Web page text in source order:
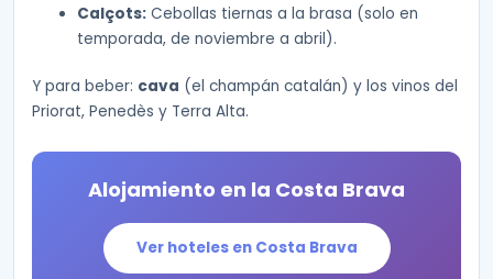
Calçots: Cebollas tiernas a la brasa (solo en
temporada, de noviembre a abril).
Y para beber: cava (el champán catalán) y los vinos del
Priorat, Penedès y Terra Alta.
Alojamiento en la Costa Brava
Ver hoteles en Costa Brava